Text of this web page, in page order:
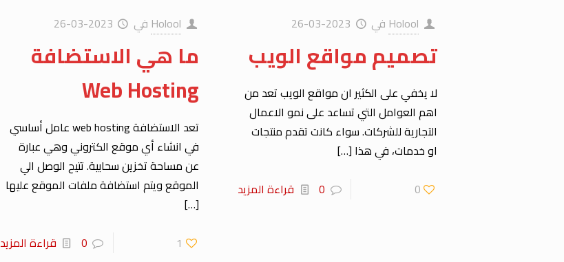
Holool في 2023-03-26
تصميم مواقع الويب
لا يخفي على الكثير ان مواقع الويب تعد من
اهم العوامل التي تساعد على نمو الاعمال
التجارية للشركات. سواء كانت تقدم منتجات
او خدمات، في هذا […]
0
0 قراءة المزيد
Holool في 2023-03-26
ما هي الاستضافة
Web Hosting
تعد الاستضافة web hosting عامل أساسي
في انشاء أي موقع الكتروني وهي عبارة
عن مساحة تخزين سحابية. تتيح الوصل الي
الموقع ويتم استضافة ملفات الموقع عليها
[…]
1
0 قراءة المزيد